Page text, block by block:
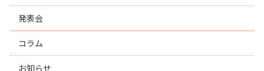
発表会
コラム
お知らせ